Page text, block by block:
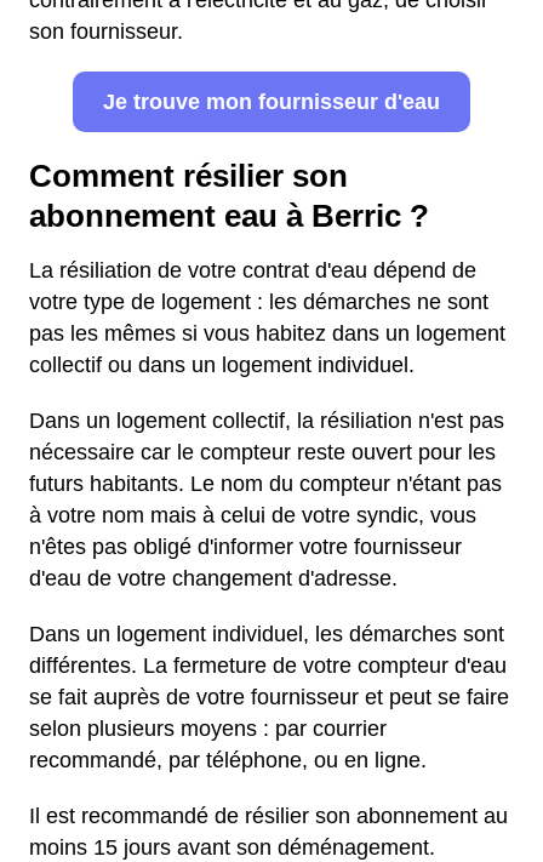
son fournisseur.
Je trouve mon fournisseur d'eau
Comment résilier son
abonnement eau à Berric ?
La résiliation de votre contrat d'eau dépend de
votre type de logement : les démarches ne sont
pas les mêmes si vous habitez dans un logement
collectif ou dans un logement individuel.
Dans un logement collectif, la résiliation n'est pas
nécessaire car le compteur reste ouvert pour les
futurs habitants. Le nom du compteur n'étant pas
à votre nom mais à celui de votre syndic, vous
n'êtes pas obligé d'informer votre fournisseur
d'eau de votre changement d'adresse.
Dans un logement individuel, les démarches sont
différentes. La fermeture de votre compteur d'eau
se fait auprès de votre fournisseur et peut se faire
selon plusieurs moyens : par courrier
recommandé, par téléphone, ou en ligne.
Il est recommandé de résilier son abonnement au
moins 15 jours avant son déménagement.